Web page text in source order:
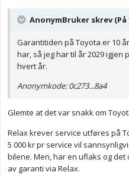
AnonymBruker skrev (På
Garantitiden på Toyota er 10
har, så jeg har til år 2029 igjen
hvert år.
Anonymkode: 0c273...8a4
Glemte at det var snakk om
Relax krever service utføres på
5 000 kr pr service vil
bilene. Men, har en uflaks og
av garanti via Relax.